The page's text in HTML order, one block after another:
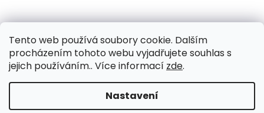
Tento web používá soubory cookie. Dalším
procházením tohoto webu vyjadřujete souhlas s
jejich používáním.. Více informací zde.
Nastavení
Vážení, v současné době probíhá úprava cen a popisů